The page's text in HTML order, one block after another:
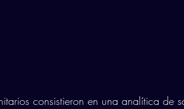
consistieron en una analítica de